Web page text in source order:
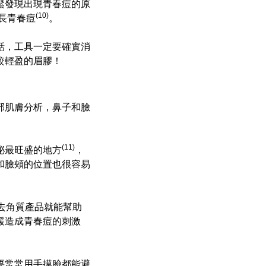
發現出現青春痘的原
青春痘(10)。
，工具一定要確實消
盈的眉膠！
肌膚分析，鼻子和臉
最旺盛的地方(11) ，
臉頰的位置也很容易
角質產品就能幫助
造成青春痘的刺激
常常用手摸臉都能避